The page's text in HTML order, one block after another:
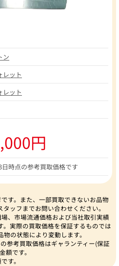
ン
レット
レット
円
時点の参考買取価格です
す。また、一部買取できないお品物
ッフまでお問い合わせください。
、市場流通価格および当社取引実績
。実際の買取価格を保証するものでは
の状態により変動します。
参考買取価格はギャランティー(保証
額です。
す。